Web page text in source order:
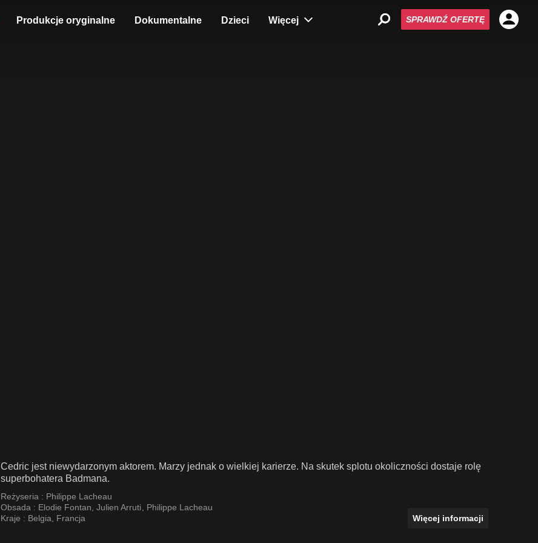
Produkcje oryginalne Dokumentalne Dzieci Więcej SPRAWDŹ OFERTĘ
Cedric jest niewydarzonym aktorem. Marzy jednak o wielkiej karierze. Na skutek splotu okoliczności dostaje rolę
superbohatera Badmana.
Reżyseria : Philippe Lacheau
Obsada : Elodie Fontan Julien Arruti
Philippe Lacheau
Kraje : Belgia Francja Więcej informacji